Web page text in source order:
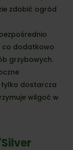
zdobić ogród
co dodatkowo
grzybowych.
dostarcza
wilgoć w